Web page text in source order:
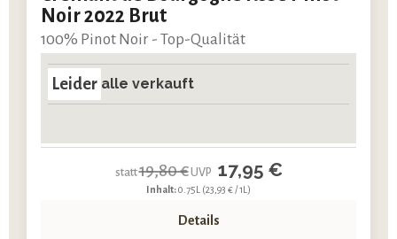
Noir 2022 Brut
100% Pinot Noir - Top-Qualität
Leider alle verkauft
statt19,80 €UVP 17,95 €
Inhalt:0.75L (23,93 € / 1L)
Details